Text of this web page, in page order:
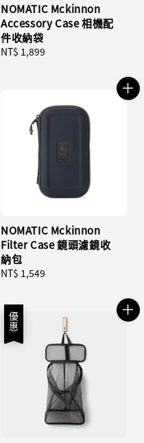
NOMATIC Mckinnon
Accessory Case 相機配
件收納袋
Regular
NT$ 1,899
NOMATIC Mckinnon
Filter Case 鏡頭濾鏡收
納包
Regular
NT$ 1,549
優惠